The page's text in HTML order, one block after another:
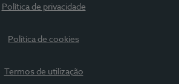
Política de privacidade
Política de cookies
Termos de utilização